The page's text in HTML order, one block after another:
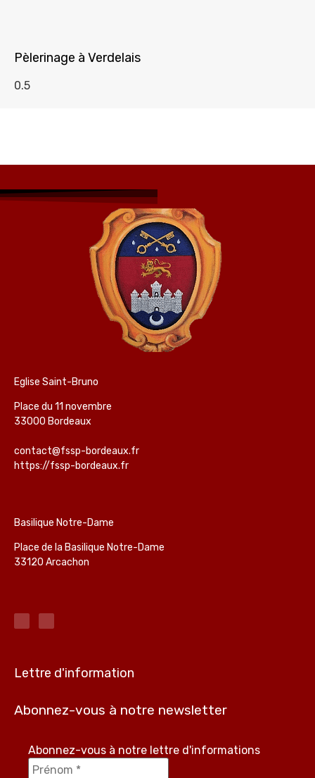
Pèlerinage à Verdelais
Eglise Saint-Bruno
Place du 11 novembre
33000 Bordeaux
contact@fssp-bordeaux.fr
https://fssp-bordeaux.fr
Basilique Notre-Dame
Place de la Basilique Notre-Dame
33120 Arcachon
Lettre d'information
Abonnez-vous à notre newsletter
Abonnez-vous à notre lettre d'informations